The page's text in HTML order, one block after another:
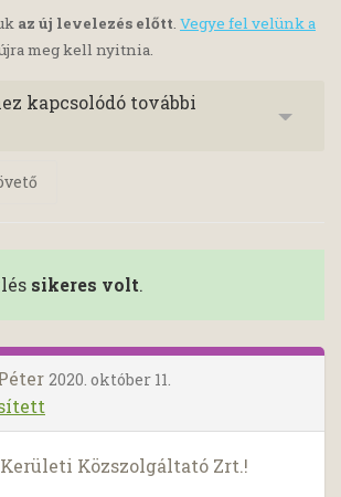
az új levelezés előtt. Vegye fel velünk a
meg kell nyitnia.
kapcsolódó további
sikeres volt.
2020. október 11.
Közszolgáltató Zrt.!